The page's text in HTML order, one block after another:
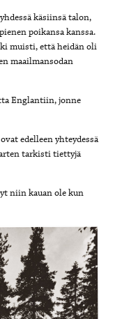
käsiinsä talon,
poikansa kanssa.
muisti, että heidän oli
maailmansodan
Englantiin, jonne
edelleen yhteydessä
tarkisti tiettyjä
niin kauan ole kun